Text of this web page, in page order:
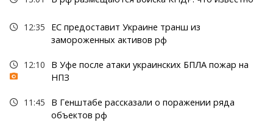
12:35
ЕС предоставит Украине транш из
замороженных активов рф
12:10
В Уфе после атаки украинских БПЛА пожар на
НПЗ
11:45
В Генштабе рассказали о поражении ряда
объектов рф